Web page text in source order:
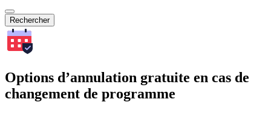
Rechercher
Options d’annulation gratuite en cas de
changement de programme